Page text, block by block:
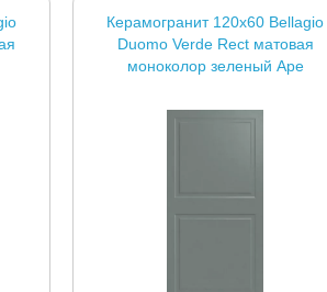
Керамогранит 120x60 Bellagio
Duomo Verde Rect матовая
моноколор зеленый Ape